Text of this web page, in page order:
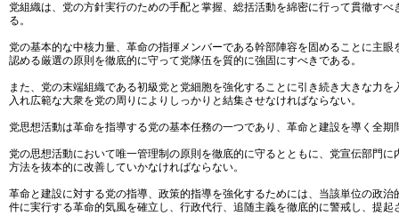
党組織は、党の方針実行のための手配と掌握、総括活動を綿密に行って貫徹す
る。
党の基本的な中核力量、革命の指揮メンバーである幹部陣容を固めることに主
認める厳選の原則を徹底的に守って党隊伍を質的に強固にすべきである。
また、党の末端組織である初級党と党細胞を強化することに引き続き大きな力
入れ広範な大衆を党の周りによりしっかりと結集させなければならない。
党思想活動は革命を指導する党の基本任務の一つであり、革命と建設を導く全
党の思想活動において唯一管理制の原則を徹底的に守るとともに、党宣伝部門
方法を抜本的に改善していかなければならない。
革命と建設に対する党の指導、政策的指導を強化するためには、当該単位の政
件に実行する革命的気風を確立し、行政代行、追随主義を徹底的に警戒し、提